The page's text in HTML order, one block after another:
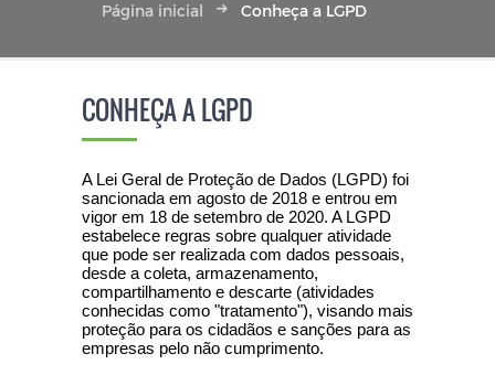
Página inicial Conheça a LGPD
CONHEÇA A LGPD
A Lei Geral de Proteção de Dados (LGPD) foi
sancionada em agosto de 2018 e entrou em
vigor em 18 de setembro de 2020. A LGPD
estabelece regras sobre qualquer atividade
que pode ser realizada com dados pessoais,
desde a coleta, armazenamento,
compartilhamento e descarte (atividades
conhecidas como "tratamento"), visando mais
proteção para os cidadãos e sanções para as
empresas pelo não cumprimento.